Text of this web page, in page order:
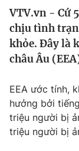
Y tế
Thế giới
Thế giới đó đây
Câu chuyện
Kinh tế
Tài chính
Thị trường
Dữ liệu và
Giáo dục
VTV.vn - Cứ
chịu tình
khỏe. Đây là
châu Âu
EEA ước tính,
hưởng bởi
triệu người bị
triệu người bị